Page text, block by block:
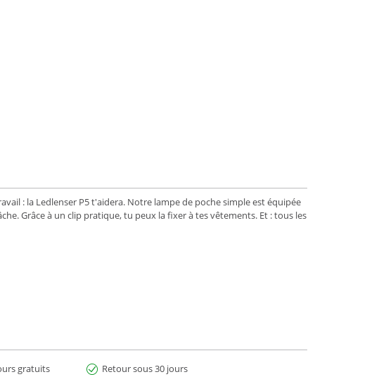
: la Ledlenser P5 t'aidera. Notre lampe de poche simple est équipée
Grâce à un clip pratique, tu peux la fixer à tes vêtements. Et : tous les
gratuits Retour sous 30 jours